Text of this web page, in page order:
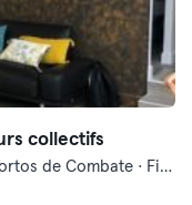
collectifs
Aerial · Barre · Ciclismo · Dança · Desportos de Combate · Fitness · Indoor Cycling · Pilates · Relaxamento · Treino Militar · Treinos Funcionais · Yoga